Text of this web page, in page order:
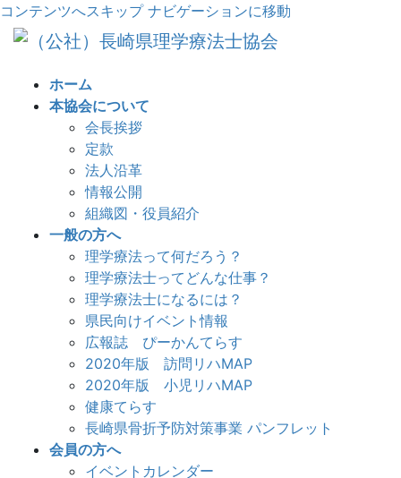
コンテンツへスキップ ナビゲーションに移動
ホーム
本協会について
会長挨拶
定款
法人沿革
情報公開
組織図・役員紹介
一般の方へ
理学療法って何だろう？
理学療法士ってどんな仕事？
理学療法士になるには？
県民向けイベント情報
広報誌 ぴーかんてらす
2020年版 訪問リハMAP
2020年版 小児リハMAP
健康てらす
長崎県骨折予防対策事業 パンフレット
会員の方へ
イベントカレンダー